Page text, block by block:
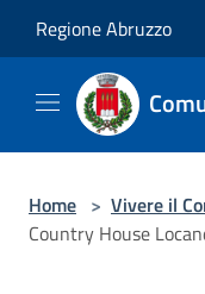
Regione Abruzzo
Home > Vivere il
Country House